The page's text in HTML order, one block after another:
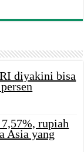
diyakini bisa
rupiah
Asia yang